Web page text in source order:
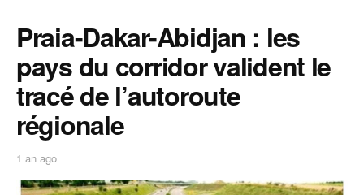
Praia-Dakar-Abidjan : les
pays du corridor valident le
tracé de l’autoroute
régionale
1 an ago